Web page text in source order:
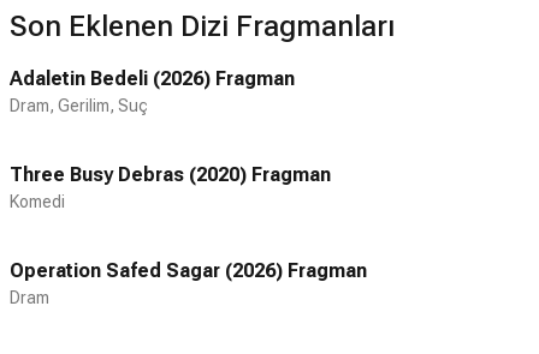
Son Eklenen Dizi Fragmanları
Adaletin Bedeli (2026) Fragman
Dram, Gerilim, Suç
Three Busy Debras (2020) Fragman
Komedi
Operation Safed Sagar (2026) Fragman
Dram